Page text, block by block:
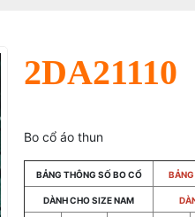
2DA21110
Bo cổ áo thun
BẢNG THÔNG SỐ BO CỔ
DÀNH CHO SIZE NAM